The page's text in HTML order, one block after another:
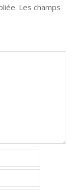
Les champs